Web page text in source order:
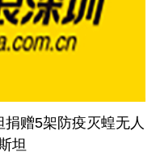
赠5架防疫灭蝗无人
坦